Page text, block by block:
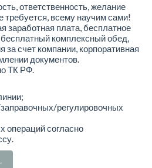
ответственность, желание
требуется, всему научим сами!
заработная плата, бесплатное
комплексный обед,
счет компании, корпоративная
документов.
ТК РФ.
регулировочных
операций согласно